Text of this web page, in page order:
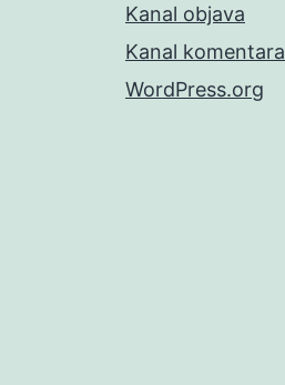
Kanal objava
Kanal komentara
WordPress.org